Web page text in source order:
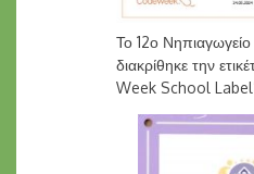
Το 12ο Νηπιαγωγείο
διακρίθηκε την
Week School